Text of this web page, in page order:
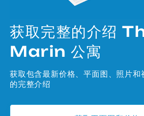
获取完整的介绍
Marin 公寓
获取包含最新价格、平面图、照片和
的完整介绍